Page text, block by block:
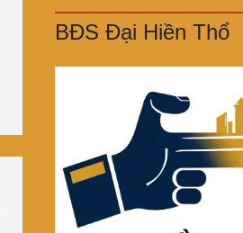
BĐS Đại Hiền Thổ